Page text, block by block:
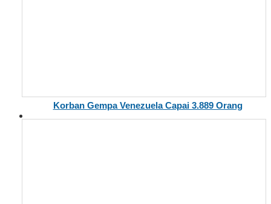
Korban Gempa Venezuela Capai 3.889 Orang